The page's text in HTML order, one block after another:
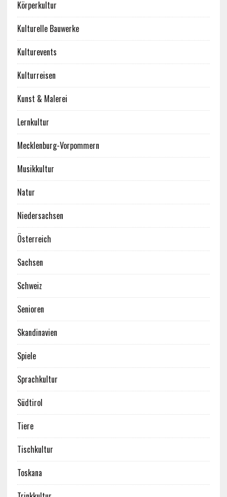
Körperkultur
Kulturelle Bauwerke
Kulturevents
Kulturreisen
Kunst & Malerei
Lernkultur
Mecklenburg-Vorpommern
Musikkultur
Natur
Niedersachsen
Österreich
Sachsen
Schweiz
Senioren
Skandinavien
Spiele
Sprachkultur
Südtirol
Tiere
Tischkultur
Toskana